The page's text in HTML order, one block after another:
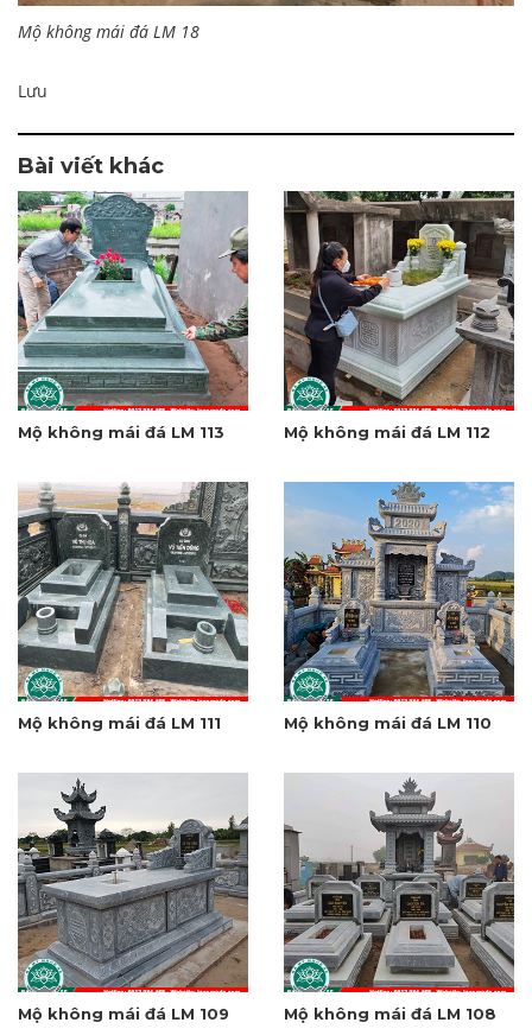
Mộ không mái đá LM 18
Lưu
Bài viết khác
Mộ không mái đá LM 113 Mộ không mái đá LM 112
Mộ không mái đá LM 111 Mộ không mái đá LM 110
Mộ không mái đá LM 109 Mộ không mái đá LM 108